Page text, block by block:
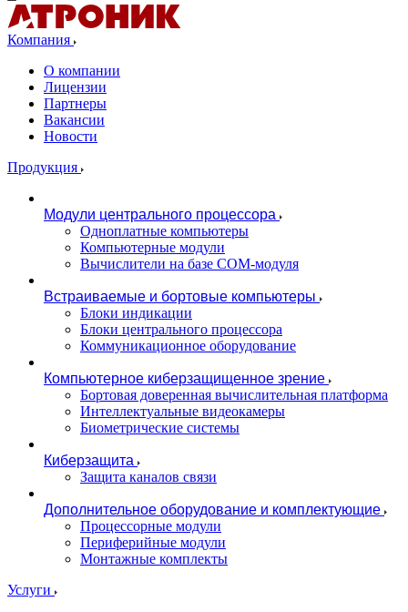
Компания
О компании
Лицензии
Партнеры
Вакансии
Новости
Продукция
Модули центрального процессора
Одноплатные компьютеры
Компьютерные модули
Вычислители на базе COM-модуля
Встраиваемые и бортовые компьютеры
Блоки индикации
Блоки центрального процессора
Коммуникационное оборудование
Компьютерное киберзащищенное зрение
Бортовая доверенная вычислительная платформа
Интеллектуальные видеокамеры
Биометрические системы
Киберзащита
Защита каналов связи
Дополнительное оборудование и комплектующие
Процессорные модули
Периферийные модули
Монтажные комплекты
Услуги